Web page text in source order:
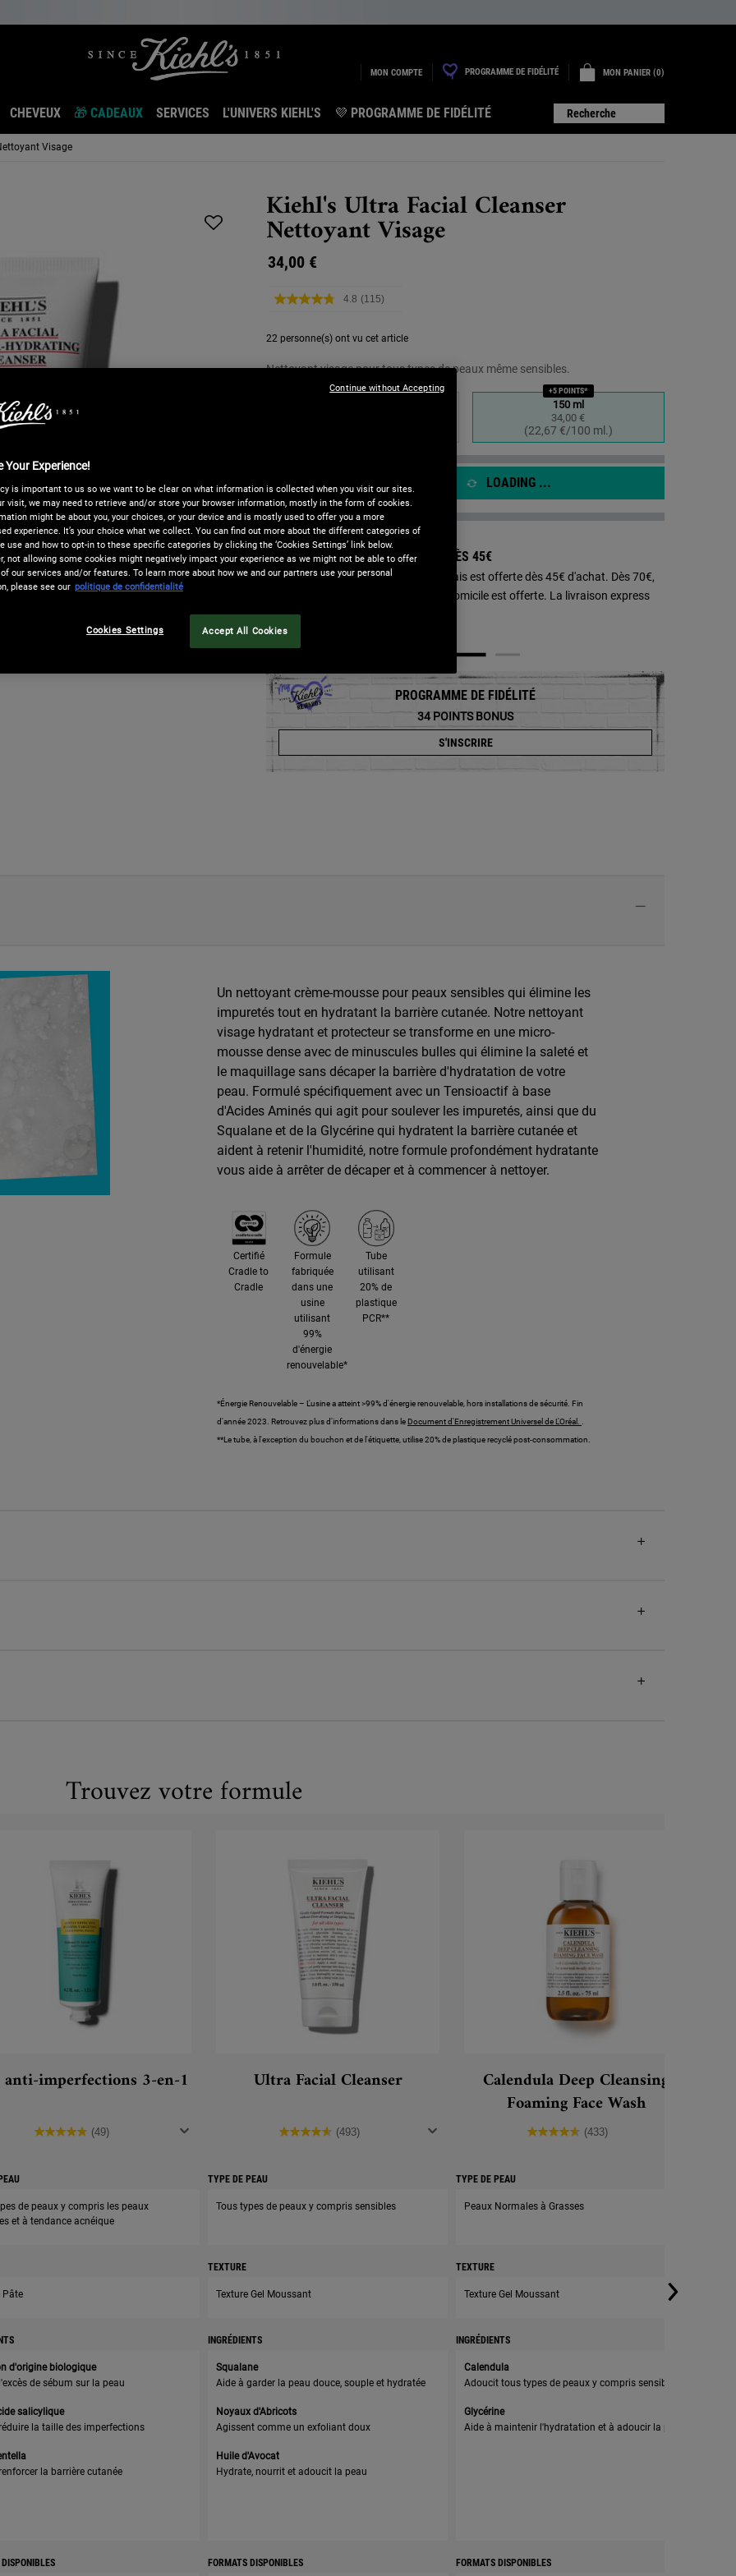
MON COMPTE PROGRAMME DE FIDÉLITÉ MON PANIER 0
0 PRODUIT
CHEVEUX 🎁 CADEAUX SERVICES L'UNIVERS KIEHL'S 💜 PROGRAMME DE FIDÉLITÉ Recherche
Visage
Kiehl's Ultra Facial Cleanser
Nettoyant Visage
34,00 €
4.8 Lire
avis.
Lien
la
même
page.
(115)
22 personne(s) ont vu cet article
Nettoyant visage pour tous types de peaux même sensibles.
Sélectionné
150 ml
34,00 €
(22,67 €/100 ml.)
+5 POINTS*
, 2 of 2
LOADING ...
PAYEZ PLUS TARD​
paiement en4 X sans frais avec Paypal, à
est aussi disponible ! Vous pouvez
LIVRAISON OFFERTE DÈS 45€ ​​
La livraison en Point Relais est offerte dès 45€ d'achat. Dès 70€,
la livraison standard à domicile est offerte. La livraison express
PROGRAMME DE FIDÉLITÉ
34 POINTS BONUS
S'INSCRIRE
Un nettoyant crème-mousse pour peaux sensibles qui élimine les
impuretés tout en hydratant la barrière cutanée. Notre nettoyant
visage hydratant et protecteur se transforme en une micro-
mousse dense avec de minuscules bulles qui élimine la saleté et
le maquillage sans décaper la barrière d'hydratation de votre
peau. Formulé spécifiquement avec un Tensioactif à base
d'Acides Aminés qui agit pour soulever les impuretés, ainsi que du
Squalane et de la Glycérine qui hydratent la barrière cutanée et
aident à retenir l'humidité, notre formule profondément hydratante
vous aide à arrêter de décaper et à commencer à nettoyer.
Certifié
Cradle to
Cradle
Formule
fabriquée
dans une
usine
utilisant
99%
d'énergie
renouvelable*
Tube
utilisant
20% de
plastique
PCR**
*Énergie Renouvelable – L'usine a atteint >99% d'énergie renouvelable, hors installations de sécurité. Fin
d'année 2023. Retrouvez plus d'informations dans le Document d'Enregistrement Universel de L'Oréal.
**Le tube, à l'exception du bouchon et de l'étiquette, utilise 20% de plastique recyclé post-consommation.
Trouvez votre formule
anti-imperfections 3-en-1
(49)
Ultra Facial Cleanser
(493)
Calendula Deep Cleansing
Foaming Face Wash
(433)
de peaux y compris les peaux
et à tendance acnéique
TYPE DE PEAU
Tous types de peaux y compris sensibles
TYPE DE PEAU
Peaux Normales à Grasses
Pâte
TEXTURE
Texture Gel Moussant
TEXTURE
Texture Gel Moussant
d'origine biologique
de sébum sur la peau
salicylique
la taille des imperfections
la barrière cutanée
INGRÉDIENTS
Squalane
Aide à garder la peau douce, souple et hydratée
Noyaux d'Abricots
Agissent comme un exfoliant doux
Huile d'Avocat
Hydrate, nourrit et adoucit la peau
INGRÉDIENTS
Calendula
Adoucit tous types de peaux y compris sensibles
Glycérine
Aide à maintenir l'hydratation et à adoucir la peau
FORMATS DISPONIBLES FORMATS DISPONIBLES
Your Experience!
is important to us so we want to be clear on what information is collected when you visit our sites.
visit, we may need to retrieve and/or store your browser information, mostly in the form of cookies.
might be about you, your choices, or your device and is mostly used to offer you a more
experience. It’s your choice what we collect. You can find out more about the different categories of
use and how to opt-in to these specific categories by clicking the ‘Cookies Settings’ link below.
not allowing some cookies might negatively impact your experience as we might not be able to offer
our services and/or features. To learn more about how we and our partners use your personal
please see our politique de confidentialité
Cookies Settings Accept All Cookies
Continue without Accepting